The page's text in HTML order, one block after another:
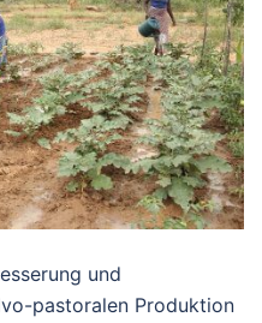
und
pastoralen Produktion